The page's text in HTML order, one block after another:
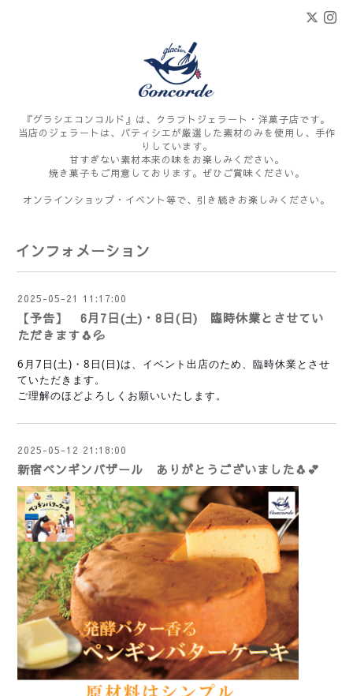
『グラシエコンコルド』は、クラフトジェラート・洋菓子店です。
当店のジェラートは、パティシエが厳選した素材のみを使用し、手作
りしています。
甘すぎない素材本来の味をお楽しみください。
焼き菓子もご用意しております。ぜひご賞味ください。
オンラインショップ・イベント等で、引き続きお楽しみください。
インフォメーション
2025-05-21 11:17:00
【予告】 6月7日(土)・8日(日) 臨時休業とさせてい
ただきます🐧💦
6月7日(土)・8日(日)は、イベント出店のため、臨時休業とさせ
ていただきます。
ご理解のほどよろしくお願いいたします。
2025-05-12 21:18:00
新宿ペンギンバザール ありがとうございました🐧💕